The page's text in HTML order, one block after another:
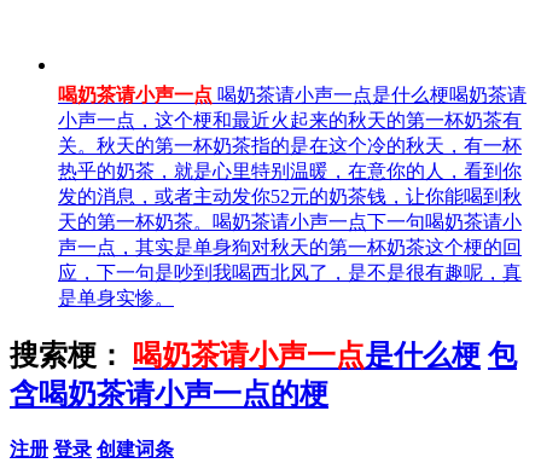
喝奶茶请小声一点 喝奶茶请小声一点是什么梗喝奶茶请
小声一点，这个梗和最近火起来的秋天的第一杯奶茶有
关。秋天的第一杯奶茶指的是在这个冷的秋天，有一杯
热乎的奶茶，就是心里特别温暖，在意你的人，看到你
发的消息，或者主动发你52元的奶茶钱，让你能喝到秋
天的第一杯奶茶。喝奶茶请小声一点下一句喝奶茶请小
声一点，其实是单身狗对秋天的第一杯奶茶这个梗的回
应，下一句是吵到我喝西北风了，是不是很有趣呢，真
是单身实惨。
搜索梗： 喝奶茶请小声一点是什么梗 包
含喝奶茶请小声一点的梗
注册 登录 创建词条